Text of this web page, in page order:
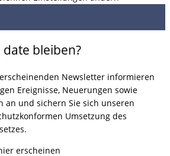
bleiben?
Newsletter informieren
Ereignisse, Neuerungen sowie
an und sichern Sie sich unseren
Umsetzung des
erscheinen